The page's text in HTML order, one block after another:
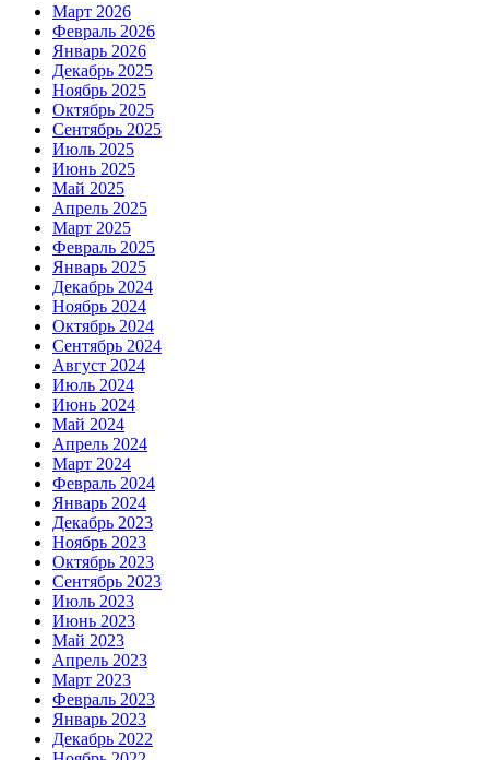
Март 2026
Февраль 2026
Январь 2026
Декабрь 2025
Ноябрь 2025
Октябрь 2025
Сентябрь 2025
Июль 2025
Июнь 2025
Май 2025
Апрель 2025
Март 2025
Февраль 2025
Январь 2025
Декабрь 2024
Ноябрь 2024
Октябрь 2024
Сентябрь 2024
Август 2024
Июль 2024
Июнь 2024
Май 2024
Апрель 2024
Март 2024
Февраль 2024
Январь 2024
Декабрь 2023
Ноябрь 2023
Октябрь 2023
Сентябрь 2023
Июль 2023
Июнь 2023
Май 2023
Апрель 2023
Март 2023
Февраль 2023
Январь 2023
Декабрь 2022